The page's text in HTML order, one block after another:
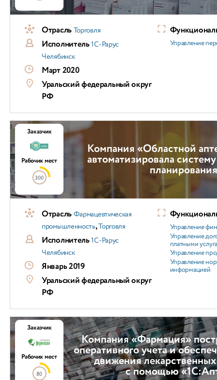
ОтрасльТорговля
Исполнитель1С-Рарус
Челябинск
Март 2020
Уральский федеральный округ
РФ
Управление
Компания «Областной
автоматизировала
планирования
Заказчик
Рабочих мест
300
ОтрасльФармацевтическая
промышленность,Торговля
Исполнитель1С-Рарус
Челябинск
Январь 2019
Уральский федеральный округ
РФ
Управление
Управление
платными
Управление
Управление
информацией
Компания «Фармация»
оперативного учета и
движения
с помощью
Заказчик
Рабочих мест
80